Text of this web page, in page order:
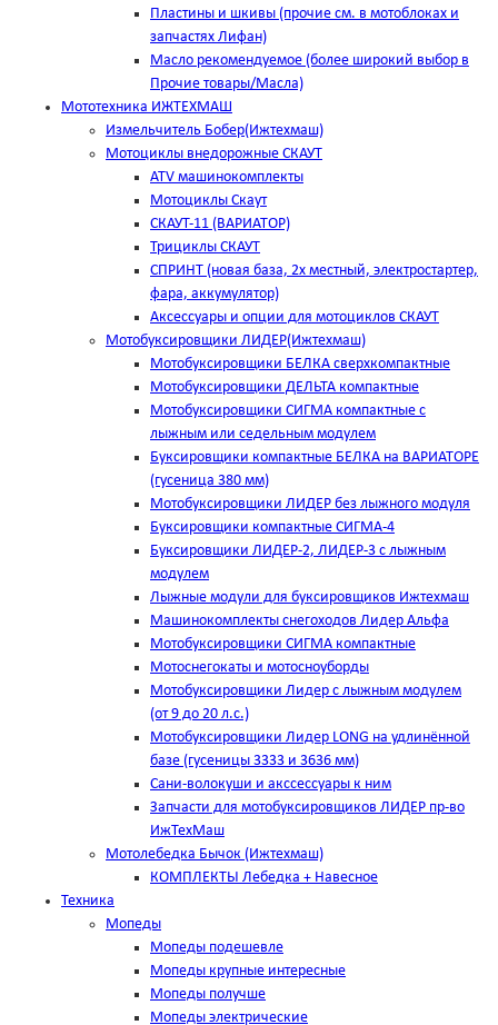
Пластины и шкивы (прочие см. в мотоблоках и
запчастях Лифан)
Масло рекомендуемое (более широкий выбор в
Прочие товары/Масла)
Мототехника ИЖТЕХМАШ
Измельчитель Бобер(Ижтехмаш)
Мотоциклы внедорожные СКАУТ
ATV машинокомплекты
Мотоциклы Скаут
СКАУТ-11 (ВАРИАТОР)
Трициклы СКАУТ
СПРИНТ (новая база, 2х местный, электростартер,
фара, аккумулятор)
Аксессуары и опции для мотоциклов СКАУТ
Мотобуксировщики ЛИДЕР(Ижтехмаш)
Мотобуксировщики БЕЛКА сверхкомпактные
Мотобуксировщики ДЕЛЬТА компактные
Мотобуксировщики СИГМА компактные с
лыжным или седельным модулем
Буксировщики компактные БЕЛКА на ВАРИАТОРЕ
(гусеница 380 мм)
Мотобуксировщики ЛИДЕР без лыжного модуля
Буксировщики компактные СИГМА-4
Буксировщики ЛИДЕР-2, ЛИДЕР-3 c лыжным
модулем
Лыжные модули для буксировщиков Ижтехмаш
Машинокомплекты снегоходов Лидер Альфа
Мотобуксировщики СИГМА компактные
Мотоснегокаты и мотосноуборды
Мотобуксировщики Лидер с лыжным модулем
(от 9 до 20 л.с.)
Мотобуксировщики Лидер LONG на удлинённой
базе (гусеницы 3333 и 3636 мм)
Сани-волокуши и акссессуары к ним
Запчасти для мотобуксировщиков ЛИДЕР пр-во
ИжТехМаш
Мотолебедка Бычок (Ижтехмаш)
КОМПЛЕКТЫ Лебедка + Навесное
Техника
Мопеды
Мопеды подешевле
Мопеды крупные интересные
Мопеды получше
Мопеды электрические